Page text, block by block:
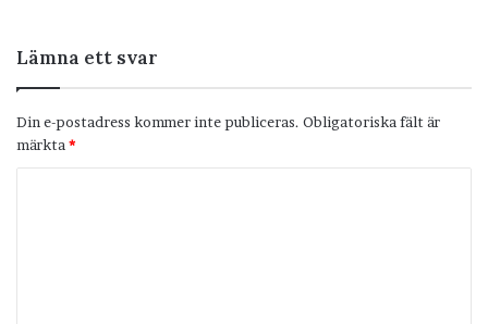
Lämna ett svar
Din e-postadress kommer inte publiceras. Obligatoriska fält är
märkta *